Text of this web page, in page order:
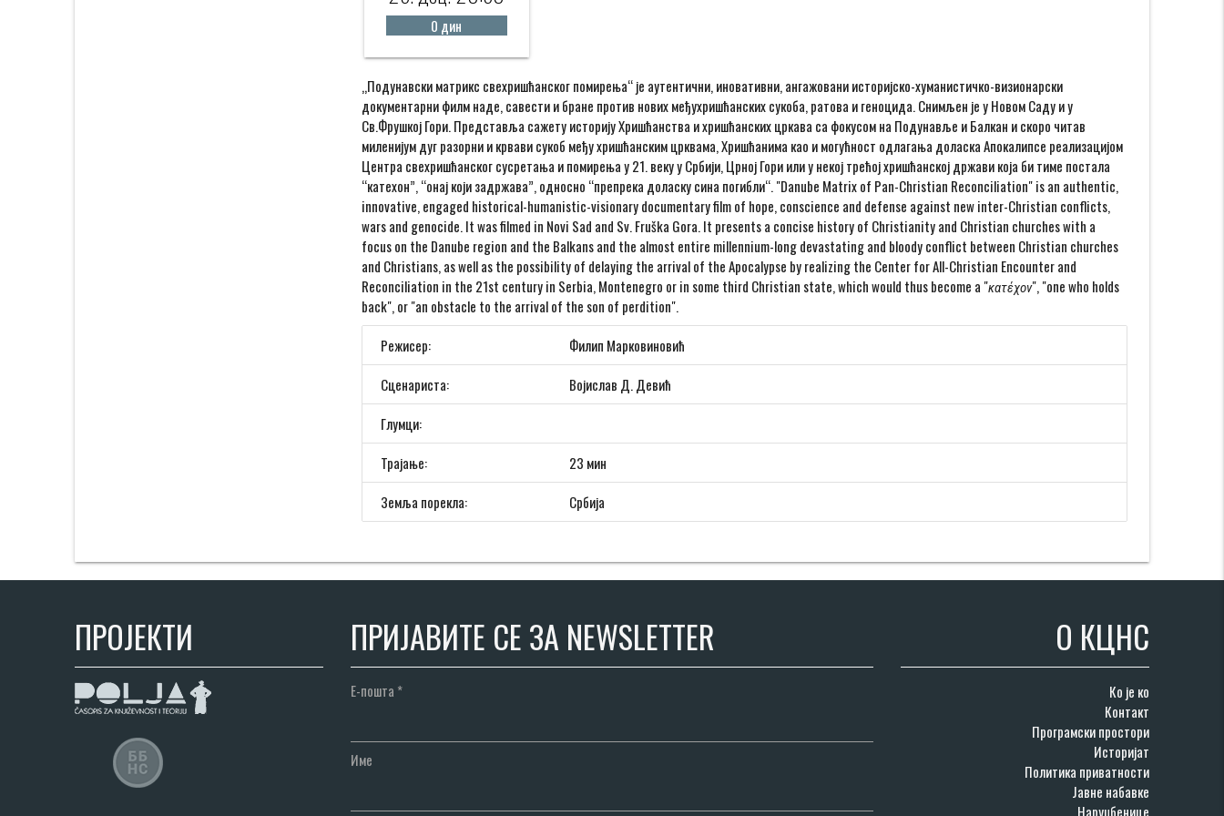
0 дин
„Подунавски матрикс свехришћанског помирења“ је аутентични, иновативни, ангажовани историјско-хуманистичкo-визионарски
документарни филм наде, савести и бране против нових међухришћанских сукоба, ратова и геноцида. Снимљен је у Новом Саду и у
Св.Фрушкој Гори. Представља сажету историју Хришћанства и хришћанских цркава са фокусом на Подунавље и Балкан и скоро читав
миленијум дуг разорни и крвави сукоб међу хришћанским црквама, Хришћанима као и могућност одлагања доласка Апокалипсе реализацијом
Центра свехришћанског сусретања и помирења у 21. веку у Србији, Црној Гори или у некој трећој хришћанској држави која би тиме постала
“катехон”, “онај који задржава”, односно “препрека доласку сина погибли“. "Danube Matrix of Pan-Christian Reconciliation" is an authentic,
innovative, engaged historical-humanistic-visionary documentary film of hope, conscience and defense against new inter-Christian conflicts,
wars and genocide. It was filmed in Novi Sad and Sv. Fruška Gora. It presents a concise history of Christianity and Christian churches with a
focus on the Danube region and the Balkans and the almost entire millennium-long devastating and bloody conflict between Christian churches
and Christians, as well as the possibility of delaying the arrival of the Apocalypse by realizing the Center for All-Christian Encounter and
Reconciliation in the 21st century in Serbia, Montenegro or in some third Christian state, which would thus become a "κατέχον", "one who holds
back", or "an obstacle to the arrival of the son of perdition".
Режисер:
Филип Марковиновић
Сценариста:
Војислав Д. Девић
Глумци:
Трајање:
23 мин
Земља порекла:
Србија
ПРОЈЕКТИ ПРИЈАВИТЕ СЕ ЗА NEWSLETTER
Е-пошта *
Име
О КЦНС
Ко је ко
Контакт
Програмски простори
Историјат
Политика приватности
Јавне набавке
Наруџбенице